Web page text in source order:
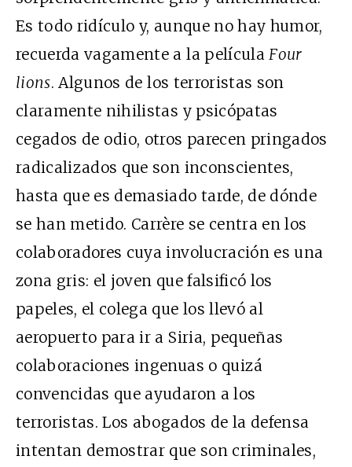
Es todo ridículo y, aunque no hay humor,
recuerda vagamente a la películaFour
lions. Algunos de los terroristas son
claramente nihilistas y psicópatas
cegados de odio, otros parecen pringados
radicalizados que son inconscientes,
hasta que es demasiado tarde, de dónde
se han metido. Carrère se centra en los
colaboradores cuya involucración es una
zona gris: el joven que falsificó los
papeles, el colega que los llevó al
aeropuerto para ir a Siria, pequeñas
colaboraciones ingenuas o quizá
convencidas que ayudaron a los
terroristas. Los abogados de la defensa
intentan demostrar que son criminales,